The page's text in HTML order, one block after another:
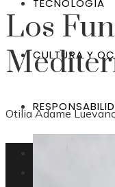
TECNOLOGÍA
CULTURA Y
Los
Otilia Adame